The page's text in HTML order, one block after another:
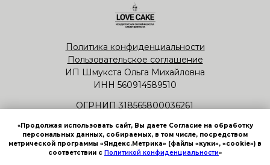
«Продолжая использовать сайт, Вы даете Согласие на обработку
персональных данных, собираемых, в том числе, посредством
метрической программы «Яндекс.Метрика» (файлы «куки», «сookie») в
соответствии с Политикой конфиденциальности»
Политика конфиденциальности
Пользовательское соглашение
ИП Шмукста Ольга Михайловна
ИНН 560914589510
ОГРНИП 318565800036261